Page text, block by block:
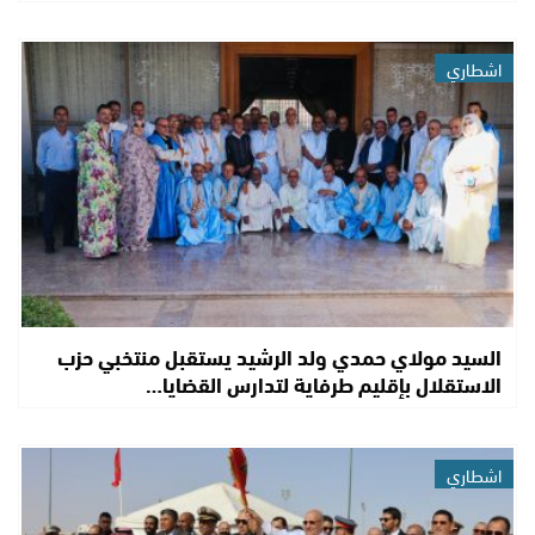
اشطاري
السيد مولاي حمدي ولد الرشيد يستقبل منتخبي حزب
الاستقلال بإقليم طرفاية لتدارس القضايا…
اشطاري